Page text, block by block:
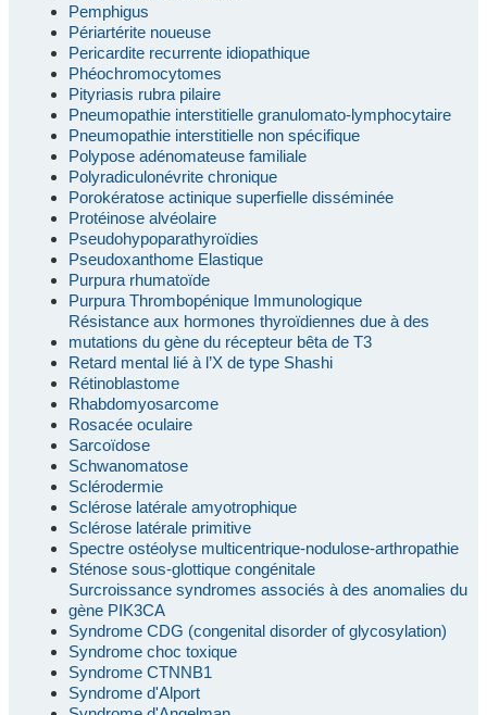
Pemphigus
Périartérite noueuse
Pericardite recurrente idiopathique
Phéochromocytomes
Pityriasis rubra pilaire
Pneumopathie interstitielle granulomato-lymphocytaire
Pneumopathie interstitielle non spécifique
Polypose adénomateuse familiale
Polyradiculonévrite chronique
Porokératose actinique superfielle disséminée
Protéinose alvéolaire
Pseudohypoparathyroïdies
Pseudoxanthome Elastique
Purpura rhumatoïde
Purpura Thrombopénique Immunologique
Résistance aux hormones thyroïdiennes due à des
mutations du gène du récepteur bêta de T3
Retard mental lié à l’X de type Shashi
Rétinoblastome
Rhabdomyosarcome
Rosacée oculaire
Sarcoïdose
Schwanomatose
Sclérodermie
Sclérose latérale amyotrophique
Sclérose latérale primitive
Spectre ostéolyse multicentrique-nodulose-arthropathie
Sténose sous-glottique congénitale
Surcroissance syndromes associés à des anomalies du
gène PIK3CA
Syndrome CDG (congenital disorder of glycosylation)
Syndrome choc toxique
Syndrome CTNNB1
Syndrome d'Alport